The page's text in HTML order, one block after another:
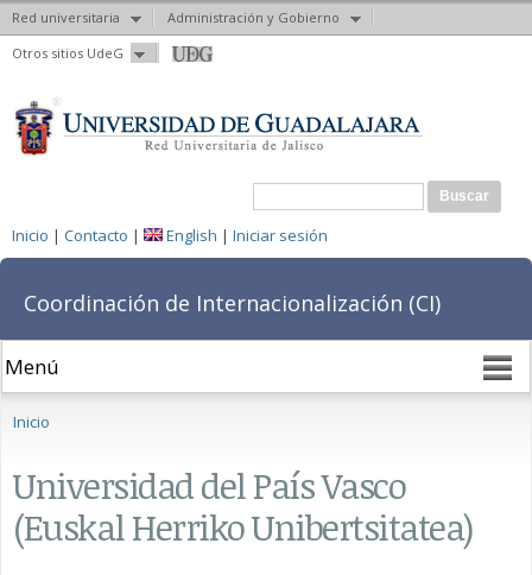
Red universitaria
Administración y Gobierno
Otros sitios UdeG
Pasar al
contenido
Formulario de búsqueda
Buscar
Inicio | Contacto | English | Iniciar sesión
Coordinación de Internacionalización (CI)
Se encuentra usted aquí
Inicio
Universidad del País Vasco
(Euskal Herriko Unibertsitatea)